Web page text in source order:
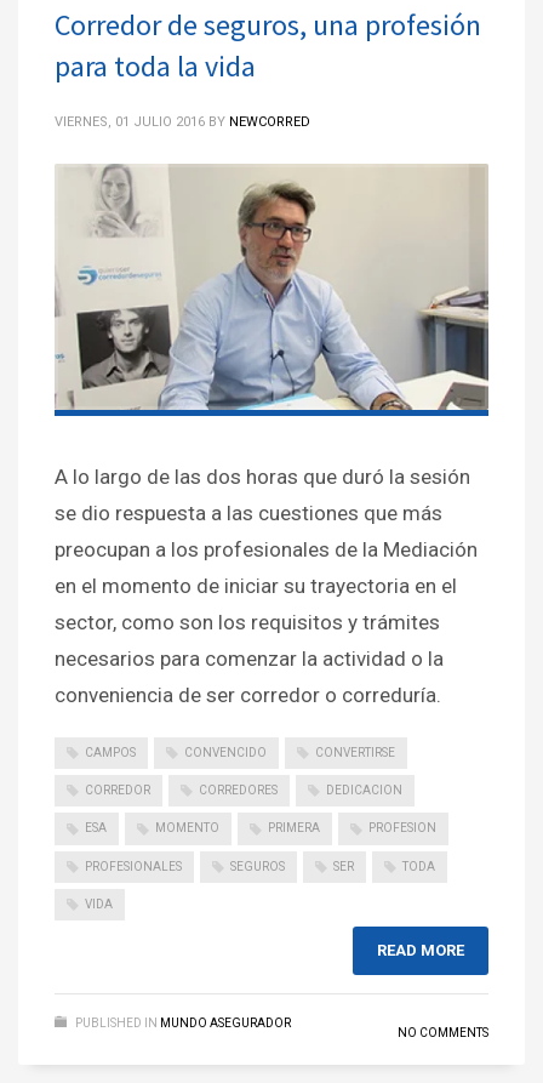
Corredor de seguros, una profesión
para toda la vida
VIERNES, 01 JULIO 2016 BY NEWCORRED
A lo largo de las dos horas que duró la sesión
se dio respuesta a las cuestiones que más
preocupan a los profesionales de la Mediación
en el momento de iniciar su trayectoria en el
sector, como son los requisitos y trámites
necesarios para comenzar la actividad o la
conveniencia de ser corredor o correduría.
CAMPOS CONVENCIDO CONVERTIRSE
CORREDOR CORREDORES DEDICACION
ESA MOMENTO PRIMERA PROFESION
PROFESIONALES SEGUROS SER TODA
VIDA
READ MORE
PUBLISHED IN MUNDO ASEGURADOR
NO COMMENTS